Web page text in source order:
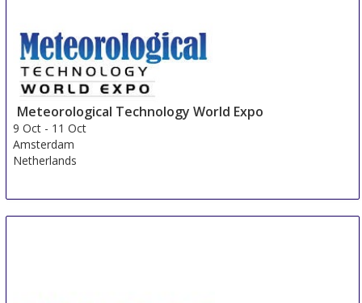
Meteorological Technology World Expo
9 Oct - 11 Oct
Amsterdam
Netherlands